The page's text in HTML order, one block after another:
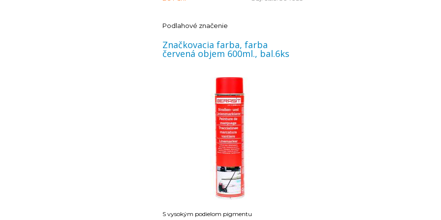
Podlahové značenie
Značkovacia farba, farba
červená objem 600ml., bal.6ks
S vysokým podielom pigmentu